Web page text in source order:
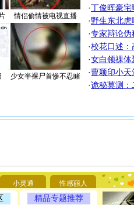
情侣偷情被电视直播
少女半裸尸首惨不忍睹
·丁俊晖豪
·野生东北
·专家辩论伪
·校花口述：
·女白领祼体
·曹颖印小天
·诡秘莫测：
小灵通 性感丽人
精品专题推荐
[圣诞节]
[圣诞节]
断电。
你是我专
[元旦]如